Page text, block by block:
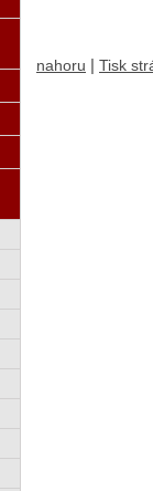
nahoru Tisk